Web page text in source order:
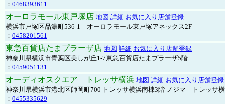
： 0468393611
オーロラモール東戸塚店 地図 詳細 お気に入り店舗登録
横浜市戸塚区品濃町536-1 オーロラモール東戸塚アネックス2F
： 0458201561
東急百貨店たまプラーザ店 地図 詳細 お気に入り店舗登録
神奈川県横浜市青葉区美しが丘1-7東急百貨店たまプラーザ5階
： 0459051131
オーディオスクエア トレッサ横浜 地図 詳細 お気に入り店舗登録
神奈川県横浜市港北区師岡町700 トレッサ横浜南棟3階 ノジマ トレッサ
： 0455335629